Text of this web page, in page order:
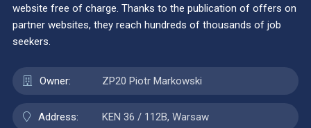
website free of charge. Thanks to the publication of offers on
partner websites, they reach hundreds of thousands of job
seekers.
Owner: ZP20 Piotr Markowski
Address: KEN 36 / 112B, Warsaw